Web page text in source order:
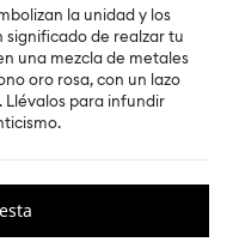
la unidad y los
significado de realzar tu
una mezcla de metales
oro rosa, con un lazo
Llévalos para infundir